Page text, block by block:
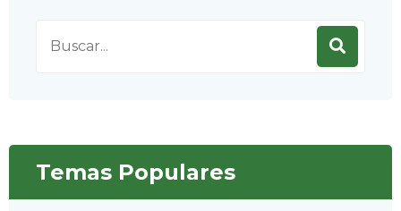
for:
Temas Populares